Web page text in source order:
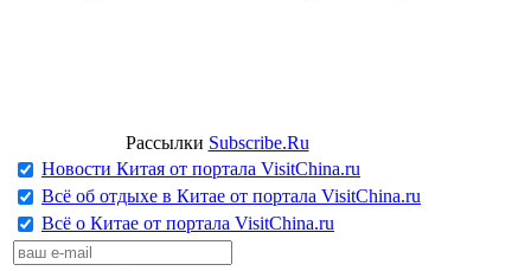
Рассылки Subscribe.Ru
Новости Китая от портала VisitChina.ru
Всё об отдыхе в Китае от портала VisitChina.ru
Всё о Китае от портала VisitChina.ru